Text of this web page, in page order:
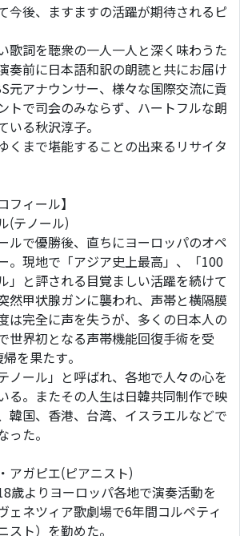
今後、ますますの活躍が期待されるピ
歌詞を聴衆の一人一人と深く味わうた
奏前に日本語和訳の朗読と共にお届け
元アナウンサー、様々な国際交流に貢
トで司会のみならず、ハートフルな朗
る秋沢淳子。
くまで堪能することの出来るリサイタ
フィール】
(テノール)
ルで優勝後、直ちにヨーロッパのオペ
。現地で「アジア史上最高」、「100
」と評される目覚ましい活躍を続けて
然甲状腺ガンに襲われ、声帯と横隔膜
は完全に声を失うが、多くの日本人の
世界初となる声帯機能回復手術を受
を果たす。
ノール」と呼ばれ、各地で人々の心を
る。またその人生は日韓共同制作で映
韓国、香港、台湾、イスラエルなどで
た。
アガピエ(ピアニスト)
歳よりヨーロッパ各地で演奏活動を
ェネツィア歌劇場で6年間コルペティ
スト）を勤めた。